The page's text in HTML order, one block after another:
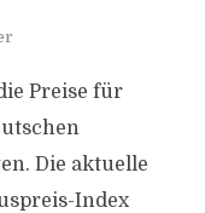
Preise für
Die aktuelle
Index